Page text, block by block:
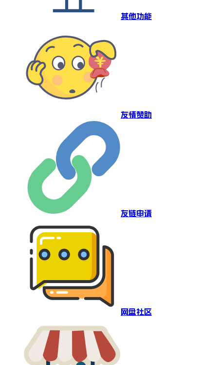
其他功能
友情赞助
友链申请
网盘社区